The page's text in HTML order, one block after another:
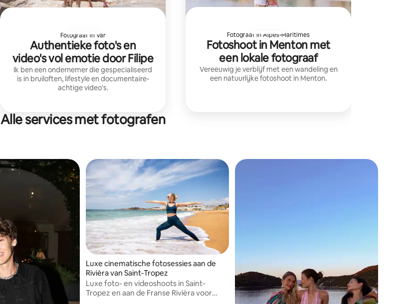
Fotograaf in Var
Authentieke foto's en
video's vol emotie door Filipe
Ik ben een ondernemer die gespecialiseerd
is in bruiloften, lifestyle en documentaire-
achtige video's.
Fotograaf in Alpes-Maritimes
Fotoshoot in Menton met
een lokale fotograaf
Vereeuwig je verblijf met een wandeling en
een natuurlijke fotoshoot in Menton.
Alle services met fotografen
Luxe cinematische fotosessies aan de
Rivièra van Saint-Tropez
Luxe foto- en videoshoots in Saint-
Tropez en aan de Franse Rivièra voor